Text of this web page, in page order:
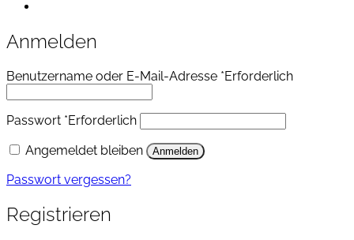
Anmelden
Benutzername oder E-Mail-Adresse *Erforderlich
Passwort *Erforderlich
Angemeldet bleiben
Anmelden
Passwort vergessen?
Registrieren